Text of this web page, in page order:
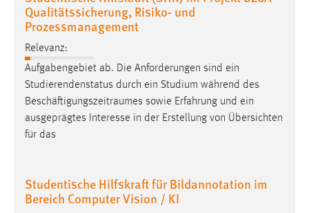
Qualitätssicherung, Risiko- und
Prozessmanagement
Relevanz:
Aufgabengebiet ab. Die Anforderungen sind ein
Studierendenstatus durch ein Studium während des
Beschäftigungszeitraumes sowie Erfahrung und ein
ausgeprägtes Interesse in der Erstellung von Übersichten
für das
Studentische Hilfskraft für Bildannotation im
Bereich Computer Vision / KI